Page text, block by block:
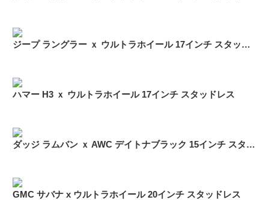
ジープ ラングラー ｘ ウルトラホイール 17インチ スタッドレス
ハマー H3 ｘ ウルトラホイール 17インチ スタッドレス
ダッジ ラムバン ｘ AWC デイトナブラック 15インチ スタッドレス
GMC サバナ x ウルトラホイール 20インチ スタッドレス